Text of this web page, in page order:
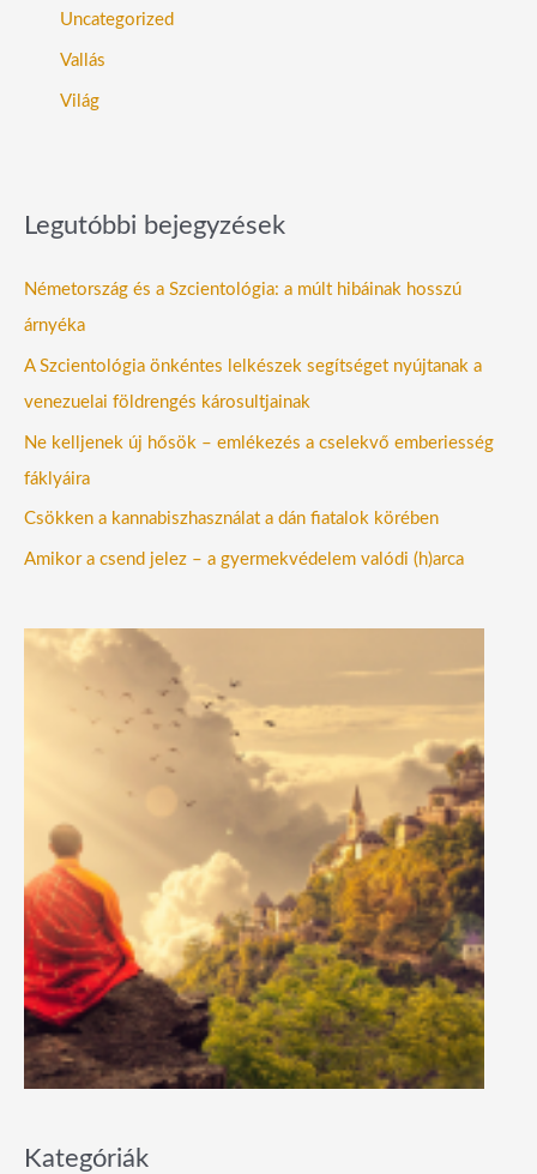
Uncategorized
Vallás
Világ
Legutóbbi bejegyzések
Németország és a Szcientológia: a múlt hibáinak hosszú
árnyéka
A Szcientológia önkéntes lelkészek segítséget nyújtanak a
venezuelai földrengés károsultjainak
Ne kelljenek új hősök – emlékezés a cselekvő emberiesség
fáklyáira
Csökken a kannabiszhasználat a dán fiatalok körében
Amikor a csend jelez – a gyermekvédelem valódi (h)arca
Kategóriák